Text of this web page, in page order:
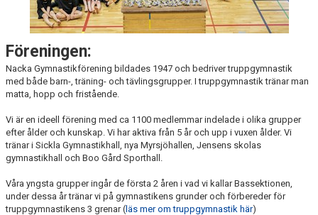
NYHETER
KLÄDER
KÖP & SÄLJ
Föreningen:
Nacka Gymnastikförening bildades 1947 och bedriver truppgymnastik
med både barn-, träning- och tävlingsgrupper. I truppgymnastik tränar man
matta, hopp och fristående.
Vi är en ideell förening med ca 1100 medlemmar indelade i olika grupper
efter ålder och kunskap. Vi har aktiva från 5 år och upp i vuxen ålder. Vi
tränar i Sickla Gymnastikhall, nya Myrsjöhallen, Jensens skolas
gymnastikhall och Boo Gård Sporthall.
Våra yngsta grupper ingår de första 2 åren i vad vi kallar Bassektionen,
under dessa år tränar vi på gymnastikens grunder och förbereder för
truppgymnastikens 3 grenar ( läs mer om truppgymnastik här)